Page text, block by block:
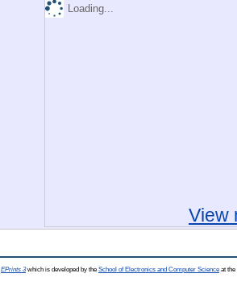
Loading...
View
EPrints 3which is developed by the School of Electronics and Computer Science at